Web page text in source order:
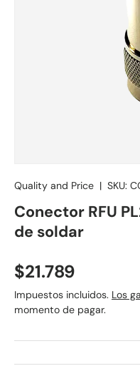
Quality and Price | SKU:
Conector RFU
de soldar
Precio normal
$21.789
Impuestos incluidos. Los
momento de pagar.